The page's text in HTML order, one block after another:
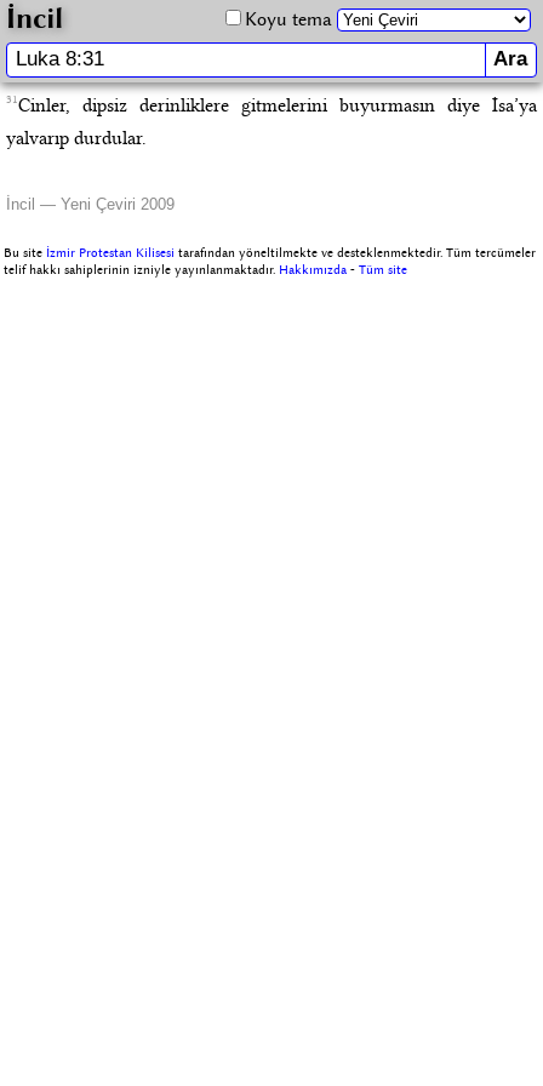
İncil Koyu tema
31Cinler, dipsiz derinliklere gitmelerini buyurmasın diye İsa’ya
yalvarıp durdular.
İncil — Yeni Çeviri 2009
Bu site İzmir Protestan Kilisesi tarafından yöneltilmekte ve desteklenmektedir. Tüm tercümeler
telif hakkı sahiplerinin izniyle yayınlanmaktadır. Hakkımızda -Tüm site